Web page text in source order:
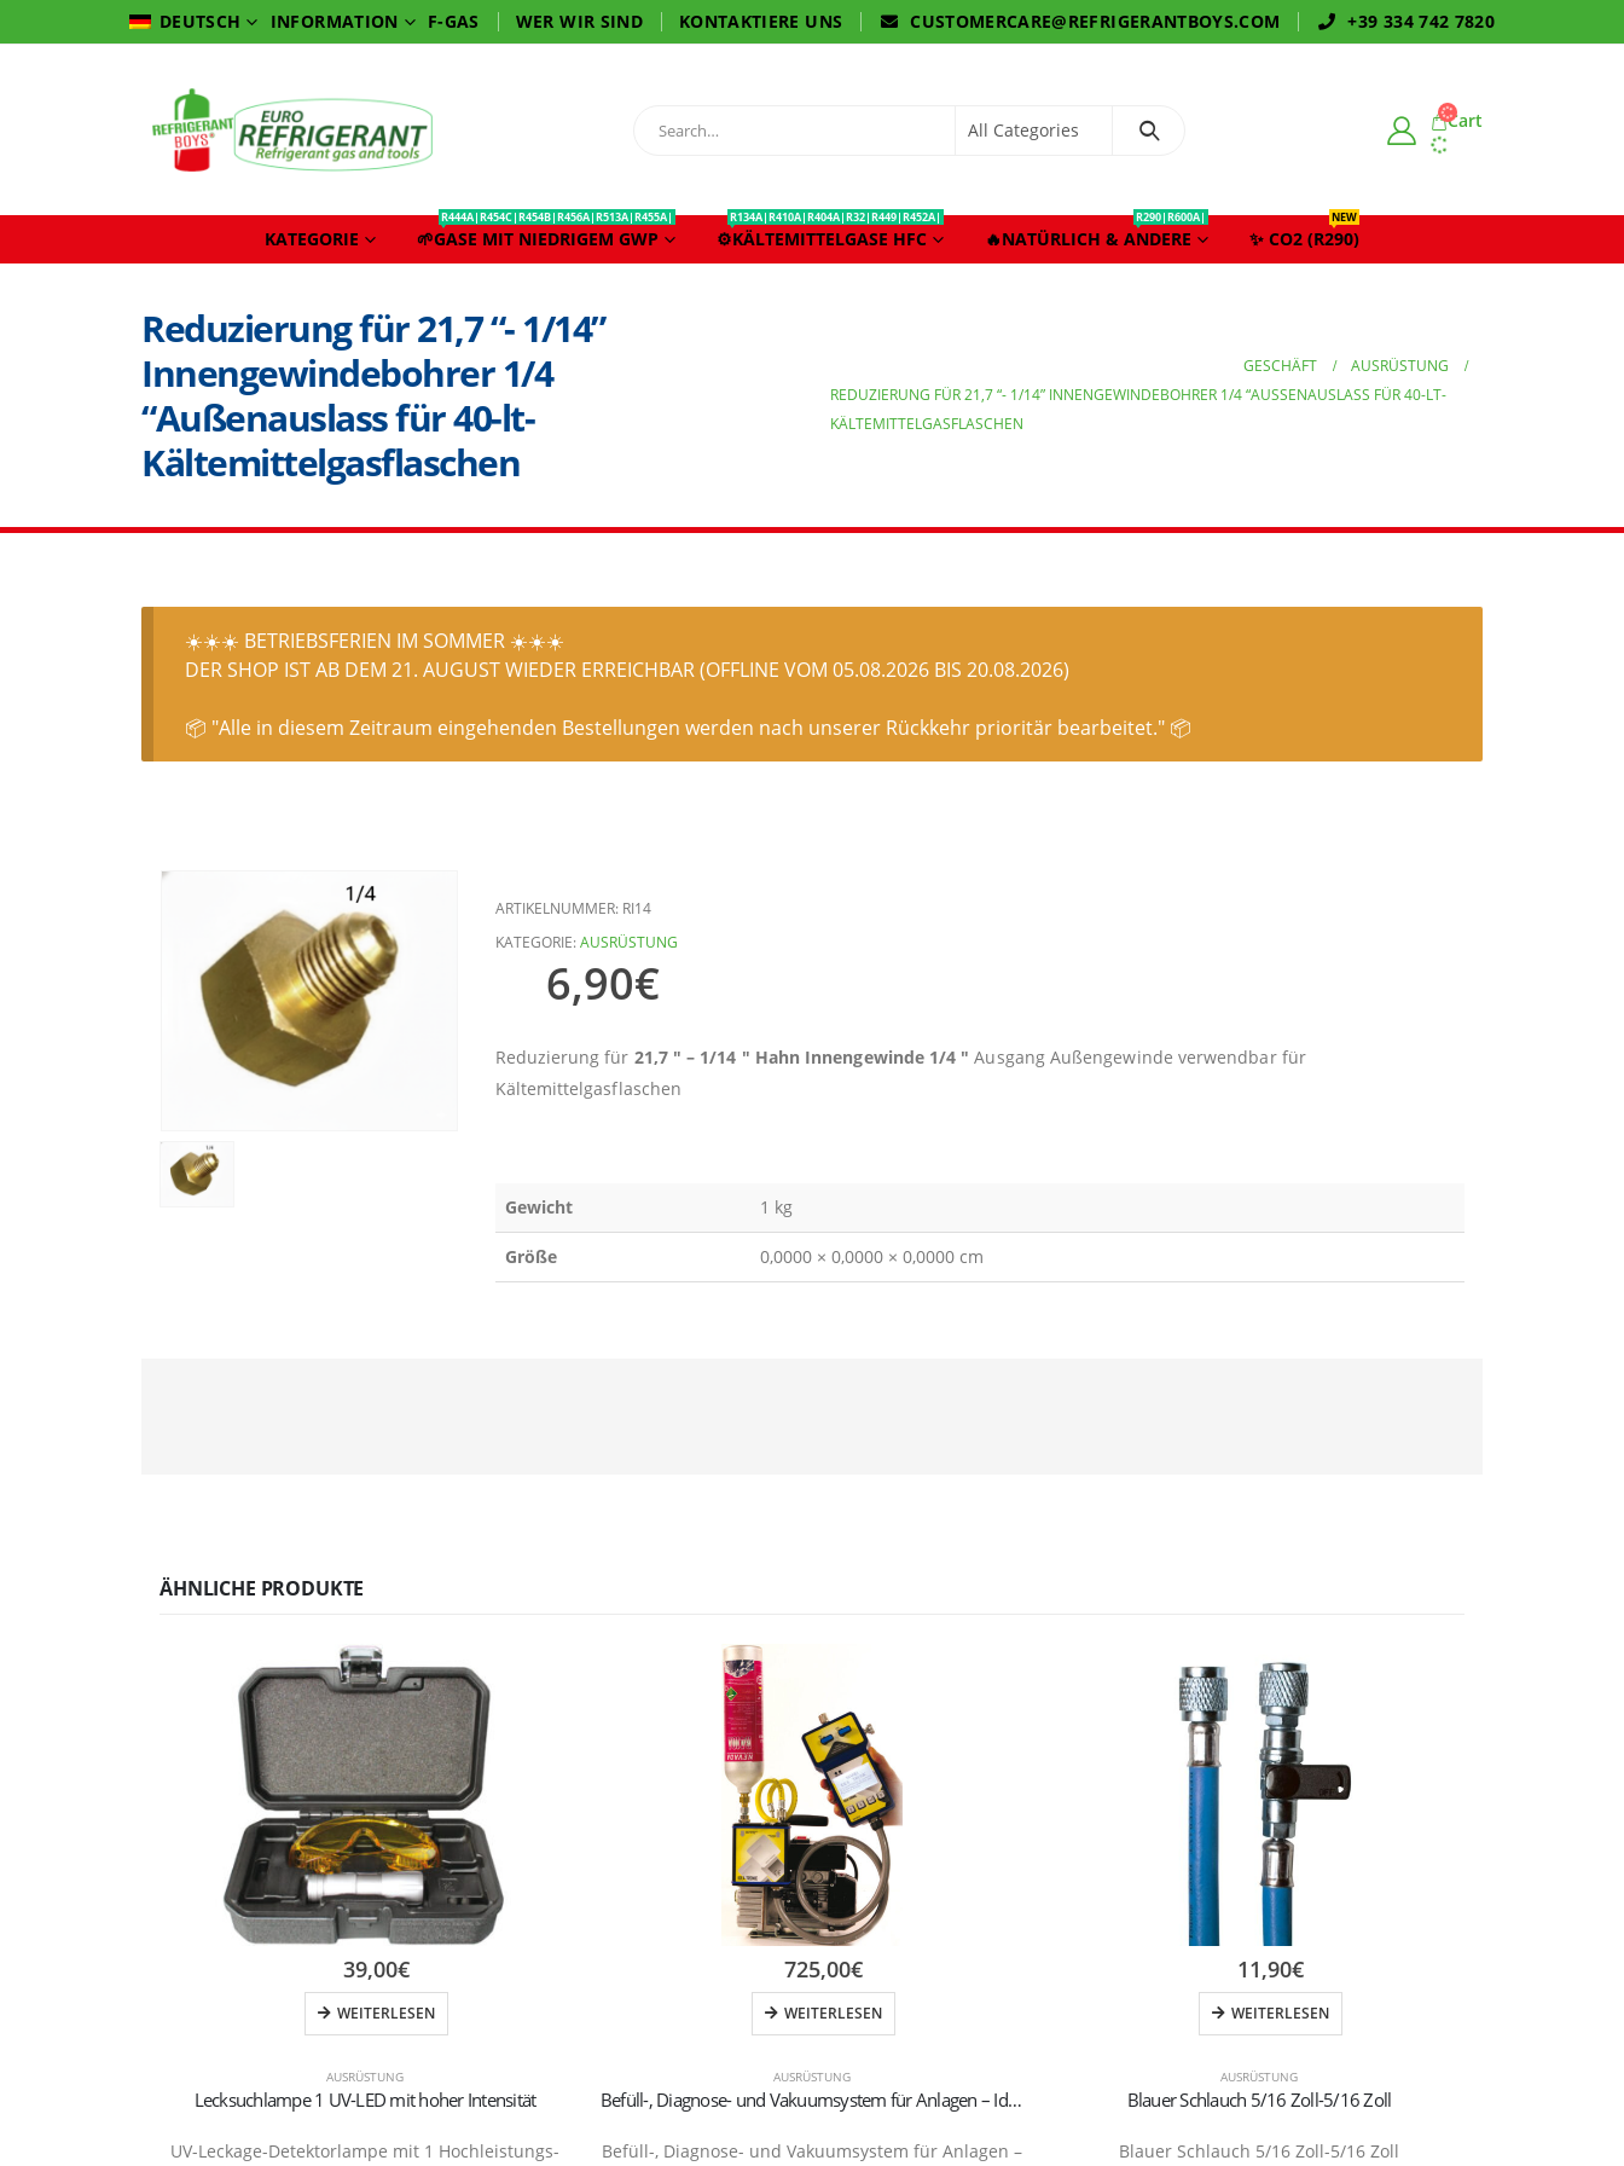
DEUTSCH INFORMATION F-GAS WER WIR SIND KONTAKTIERE UNS CUSTOMERCARE@REFRIGERANTBOYS.COM +39 334 742 7820
Cart
KATEGORIE 🌱GASE MIT NIEDRIGEM GWP
R444A|R454C|R454B|R456A|R513A|R455A|
⚙️KÄLTEMITTELGASE HFC
R134A|R410A|R404A|R32|R449|R452A|
🔥NATÜRLICH & ANDERE
R290|R600A|
✨ CO2 (R290)
NEW
Reduzierung für 21,7 “- 1/14”
Innengewindebohrer 1/4
“Außenauslass für 40-lt-
Kältemittelgasflaschen
GESCHÄFT
AUSRÜSTUNG
REDUZIERUNG FÜR 21,7 “- 1/14” INNENGEWINDEBOHRER 1/4 “AUSSENAUSLASS FÜR 40-LT-K
ÄLTEMITTELGASFLASCHEN
☀️☀️☀️ BETRIEBSFERIEN IM SOMMER ☀️☀️☀️
DER SHOP IST AB DEM 21. AUGUST WIEDER ERREICHBAR (OFFLINE VOM 05.08.2026 BIS 20.08.2026)
📦 "Alle in diesem Zeitraum eingehenden Bestellungen werden nach unserer Rückkehr prioritär bearbeitet." 📦
ARTIKELNUMMER: RI14
KATEGORIE:AUSRÜSTUNG
6,90€
Reduzierung für 21,7 ″ – 1/14 ″ Hahn Innengewinde 1/4 ″ Ausgang Außengewinde verwendbar für
Kältemittelgasflaschen
Gewicht 1 kg
Größe 0,0000 × 0,0000 × 0,0000 cm
ÄHNLICHE PRODUKTE
AUSRÜSTUNG
Lecksuchlampe 1 UV-LED mit hoher Intensität
UV-Leckage-Detektorlampe mit 1 Hochleistungs-
39,00€
WEITERLESEN
AUSRÜSTUNG
Befüll-, Diagnose- und Vakuumsystem für Anlagen – IdeaTronic
Befüll-, Diagnose- und Vakuumsystem für Anlagen –
725,00€
WEITERLESEN
AUSRÜSTUNG
Blauer Schlauch 5/16 Zoll-5/16 Zoll
Blauer Schlauch 5/16 Zoll-5/16 Zoll
11,90€
WEITERLESEN